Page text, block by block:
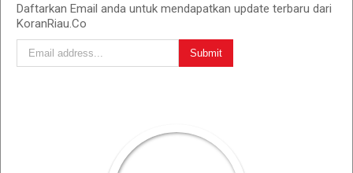
Daftarkan Email anda untuk mendapatkan update terbaru dari
KoranRiau.Co